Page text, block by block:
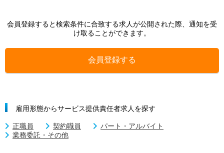
会員登録すると検索条件に合致する求人が公開された際、通知を受
け取ることができます。
会員登録する
雇用形態からサービス提供責任者求人を探す
正職員 契約職員
パート・アルバイト
業務委託・その他